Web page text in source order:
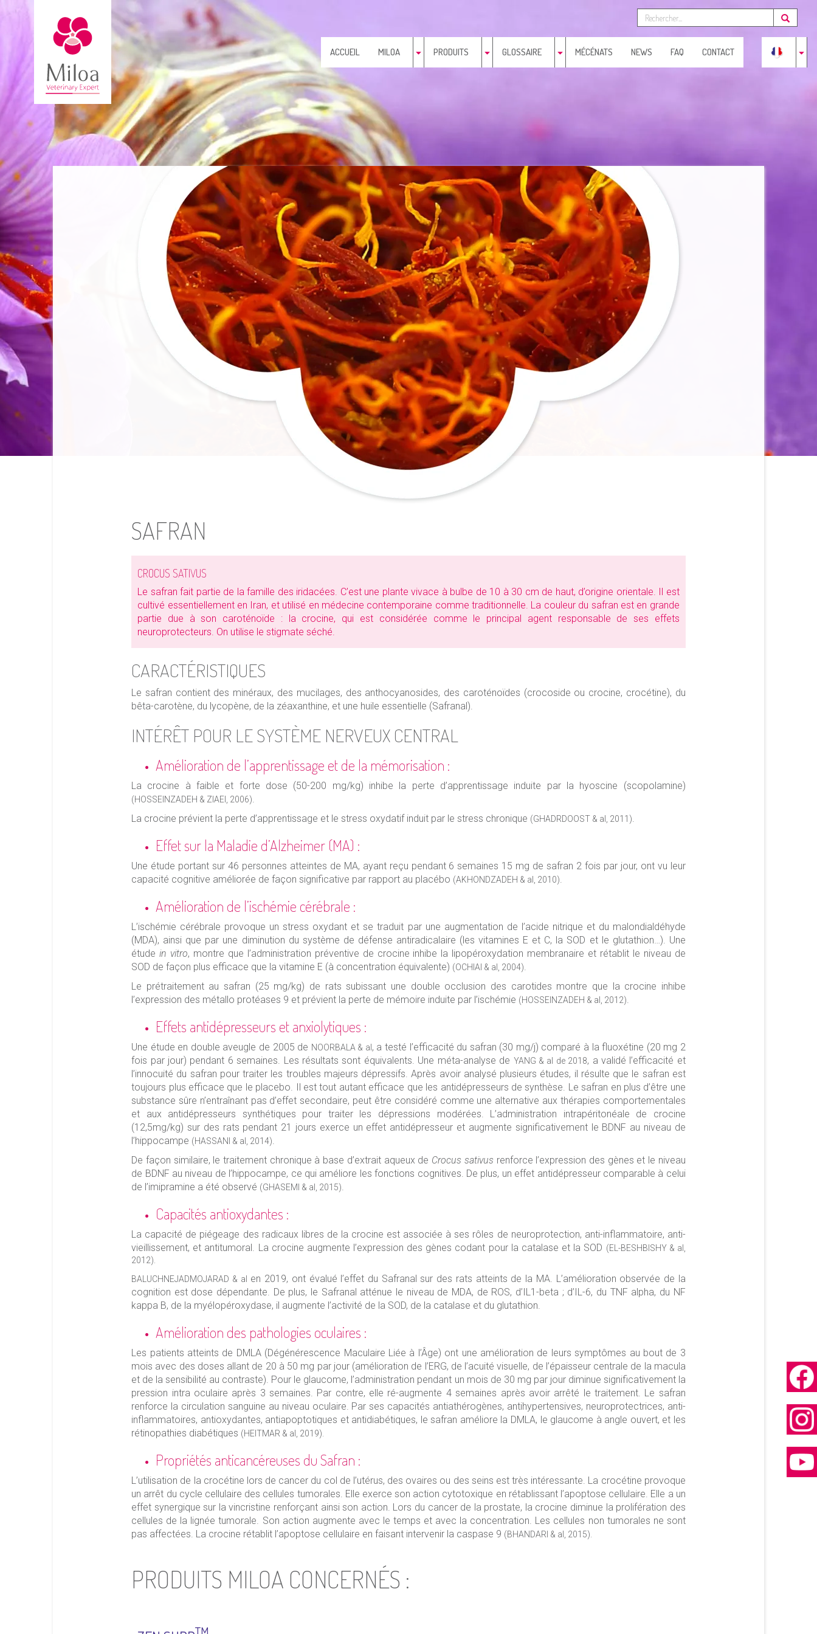
ACCUEIL MILOA PRODUITS GLOSSAIRE MÉCÉNATS NEWS FAQ CONTACT
SAFRAN
CROCUS SATIVUS
Le safran fait partie de la famille des iridacées. C’est une plante vivace à bulbe de 10 à 30 cm de haut, d’origine orientale. Il est
cultivé essentiellement en Iran, et utilisé en médecine contemporaine comme traditionnelle. La couleur du safran est en grande
partie due à son caroténoïde : la crocine, qui est considérée comme le principal agent responsable de ses effets
neuroprotecteurs. On utilise le stigmate séché.
CARACTÉRISTIQUES
Le safran contient des minéraux, des mucilages, des anthocyanosides, des caroténoïdes (crocoside ou crocine, crocétine), du
bêta-carotène, du lycopène, de la zéaxanthine, et une huile essentielle (Safranal).
INTÉRÊT POUR LE SYSTÈME NERVEUX CENTRAL
Amélioration de l’apprentissage et de la mémorisation :
La crocine à faible et forte dose (50-200 mg/kg) inhibe la perte d’apprentissage induite par la hyoscine (scopolamine)
(HOSSEINZADEH & ZIAEI, 2006)
La crocine prévient la perte d’apprentissage et le stress oxydatif induit par le stress chronique (GHADRDOOST & al, 2011)
Effet sur la Maladie d’Alzheimer (MA) :
Une étude portant sur 46 personnes atteintes de MA, ayant reçu pendant 6 semaines 15 mg de safran 2 fois par jour, ont vu leur
capacité cognitive améliorée de façon significative par rapport au placébo (AKHONDZADEH & al, 2010)
Amélioration de l’ischémie cérébrale :
L’ischémie cérébrale provoque un stress oxydant et se traduit par une augmentation de l’acide nitrique et du malondialdéhyde
(MDA), ainsi que par une diminution du système de défense antiradicalaire (les vitamines E et C, la SOD et le glutathion…). Une
étudein vitro, montre que l’administration préventive de crocine inhibe la lipopéroxydation membranaire et rétablit le niveau de
SOD de façon plus efficace que la vitamine E (à concentration équivalente) (OCHIAI & al, 2004)
Le prétraitement au safran (25 mg/kg) de rats subissant une double occlusion des carotides montre que la crocine inhibe
l’expression des métallo protéases 9 et prévient la perte de mémoire induite par l’ischémie (HOSSEINZADEH & al, 2012)
Effets antidépresseurs et anxiolytiques :
Une étude en double aveugle de 2005 de NOORBALA & al , a testé l’efficacité du safran (30 mg/j) comparé à la fluoxétine (20 mg 2
fois par jour) pendant 6 semaines. Les résultats sont équivalents. Une méta-analyse de YANG & al de 2018, a validé l’efficacité et
l’innocuité du safran pour traiter les troubles majeurs dépressifs. Après avoir analysé plusieurs études, il résulte que le safran est
toujours plus efficace que le placebo. Il est tout autant efficace que les antidépresseurs de synthèse. Le safran en plus d’être une
substance sûre n’entraînant pas d’effet secondaire, peut être considéré comme une alternative aux thérapies comportementales
et aux antidépresseurs synthétiques pour traiter les dépressions modérées. L’administration intrapéritonéale de crocine
(12,5mg/kg) sur des rats pendant 21 jours exerce un effet antidépresseur et augmente significativement le BDNF au niveau de
l’hippocampe (HASSANI & al, 2014)
De façon similaire, le traitement chronique à base d’extrait aqueux de Crocus sativus renforce l’expression des gènes et le niveau
de BDNF au niveau de l’hippocampe, ce qui améliore les fonctions cognitives. De plus, un effet antidépresseur comparable à celui
de l’imipramine a été observé (GHASEMI & al, 2015)
Capacités antioxydantes :
La capacité de piégeage des radicaux libres de la crocine est associée à ses rôles de neuroprotection, anti-inflammatoire, anti-
vieillissement, et antitumoral. La crocine augmente l’expression des gènes codant pour la catalase et la SOD (EL-BESHBISHY & al,
2012).
BALUCHNEJADMOJARAD & al
en 2019, ont évalué l’effet du Safranal sur des rats atteints de la MA. L’amélioration observée de la
cognition est dose dépendante. De plus, le Safranal atténue le niveau de MDA, de ROS, d’IL1-beta ; d’IL-6, du TNF alpha, du NF
kappa B, de la myélopéroxydase, il augmente l’activité de la SOD, de la catalase et du glutathion.
Amélioration des pathologies oculaires :
Les patients atteints de DMLA (Dégénérescence Maculaire Liée à l’Âge) ont une amélioration de leurs symptômes au bout de 3
mois avec des doses allant de 20 à 50 mg par jour (amélioration de l’ERG, de l’acuité visuelle, de l’épaisseur centrale de la macula
et de la sensibilité au contraste). Pour le glaucome, l’administration pendant un mois de 30 mg par jour diminue significativement la
pression intra oculaire après 3 semaines. Par contre, elle ré-augmente 4 semaines après avoir arrêté le traitement. Le safran
renforce la circulation sanguine au niveau oculaire. Par ses capacités antiathérogènes, antihypertensives, neuroprotectrices, anti-
inflammatoires, antioxydantes, antiapoptotiques et antidiabétiques, le safran améliore la DMLA, le glaucome à angle ouvert, et les
rétinopathies diabétiques (HEITMAR & al, 2019).
Propriétés anticancéreuses du Safran :
L’utilisation de la crocétine lors de cancer du col de l’utérus, des ovaires ou des seins est très intéressante. La crocétine provoque
un arrêt du cycle cellulaire des cellules tumorales. Elle exerce son action cytotoxique en rétablissant l’apoptose cellulaire. Elle a un
effet synergique sur la vincristine renforçant ainsi son action. Lors du cancer de la prostate, la crocine diminue la prolifération des
cellules de la lignée tumorale. Son action augmente avec le temps et avec la concentration. Les cellules non tumorales ne sont
pas affectées. La crocine rétablit l’apoptose cellulaire en faisant intervenir la caspase 9 (BHANDARI & al, 2015).
PRODUITS MILOA CONCERNÉS :